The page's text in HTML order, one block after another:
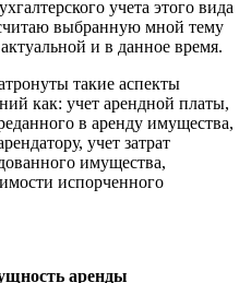
учета этого вида
выбранную мной тему
и в данное время.
такие аспекты
как: учет арендной платы,
в аренду имущества,
учет затрат
имущества,
испорченного
аренды